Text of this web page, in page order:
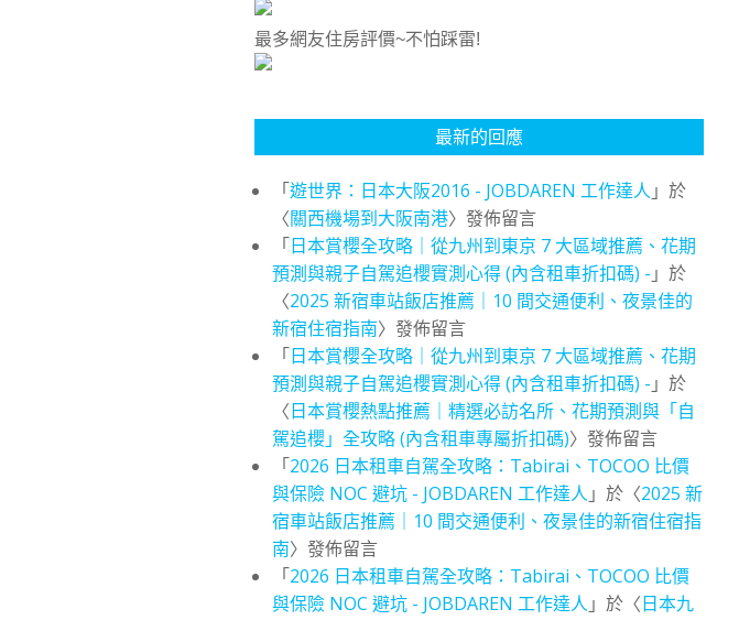
最多網友住房評價~不怕踩雷!
最新的回應
「遊世界：日本大阪2016 - JOBDAREN 工作達人 」於
〈關西機場到大阪南港〉發佈留言
「日本賞櫻全攻略｜從九州到東京 7 大區域推薦、花期
預測與親子自駕追櫻實測心得 (內含租車折扣碼) - 」於
〈2025 新宿車站飯店推薦｜10 間交通便利、夜景佳的
新宿住宿指南〉發佈留言
「日本賞櫻全攻略｜從九州到東京 7 大區域推薦、花期
預測與親子自駕追櫻實測心得 (內含租車折扣碼) - 」於
〈日本賞櫻熱點推薦｜精選必訪名所、花期預測與「自
駕追櫻」全攻略 (內含租車專屬折扣碼)〉發佈留言
「2026 日本租車自駕全攻略：Tabirai、TOCOO 比價
與保險 NOC 避坑 - JOBDAREN 工作達人 」於〈2025 新
宿車站飯店推薦｜10 間交通便利、夜景佳的新宿住宿指
南〉發佈留言
「2026 日本租車自駕全攻略：Tabirai、TOCOO 比價
與保險 NOC 避坑 - JOBDAREN 工作達人 」於〈日本九